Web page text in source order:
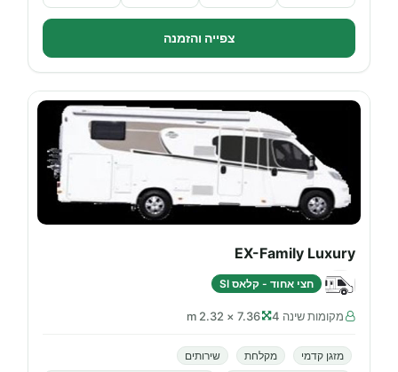
צפייה והזמנה
EX-Family Luxury
חצי אחוד - קלאס SI
מקומות שינה 4 7.36 × 2.32 m
מזגן קדמי מקלחת
שירותים